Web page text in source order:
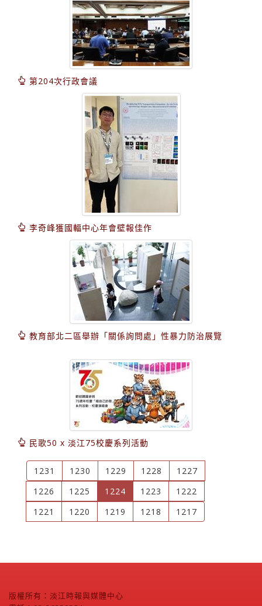
第204次行政會議
李奇峰獲國輻中心年會壁報佳作
教育部北二區舉辦「關係詢問處」性暴力防治展覽
民歌50 x 淡江75校慶系列活動
1231 1230 1229 1228
1227
1226
1225 1224 (current)
1223
1222
1221
1220 1219 1218 1217
版權所有：淡江時報與媒體中心